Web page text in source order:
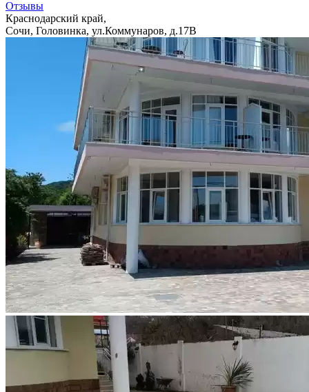
Отзывы
Краснодарский край,
Сочи, Головинка, ул.Коммунаров, д.17В